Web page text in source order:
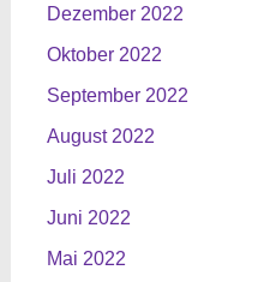
Dezember 2022
Oktober 2022
September 2022
August 2022
Juli 2022
Juni 2022
Mai 2022